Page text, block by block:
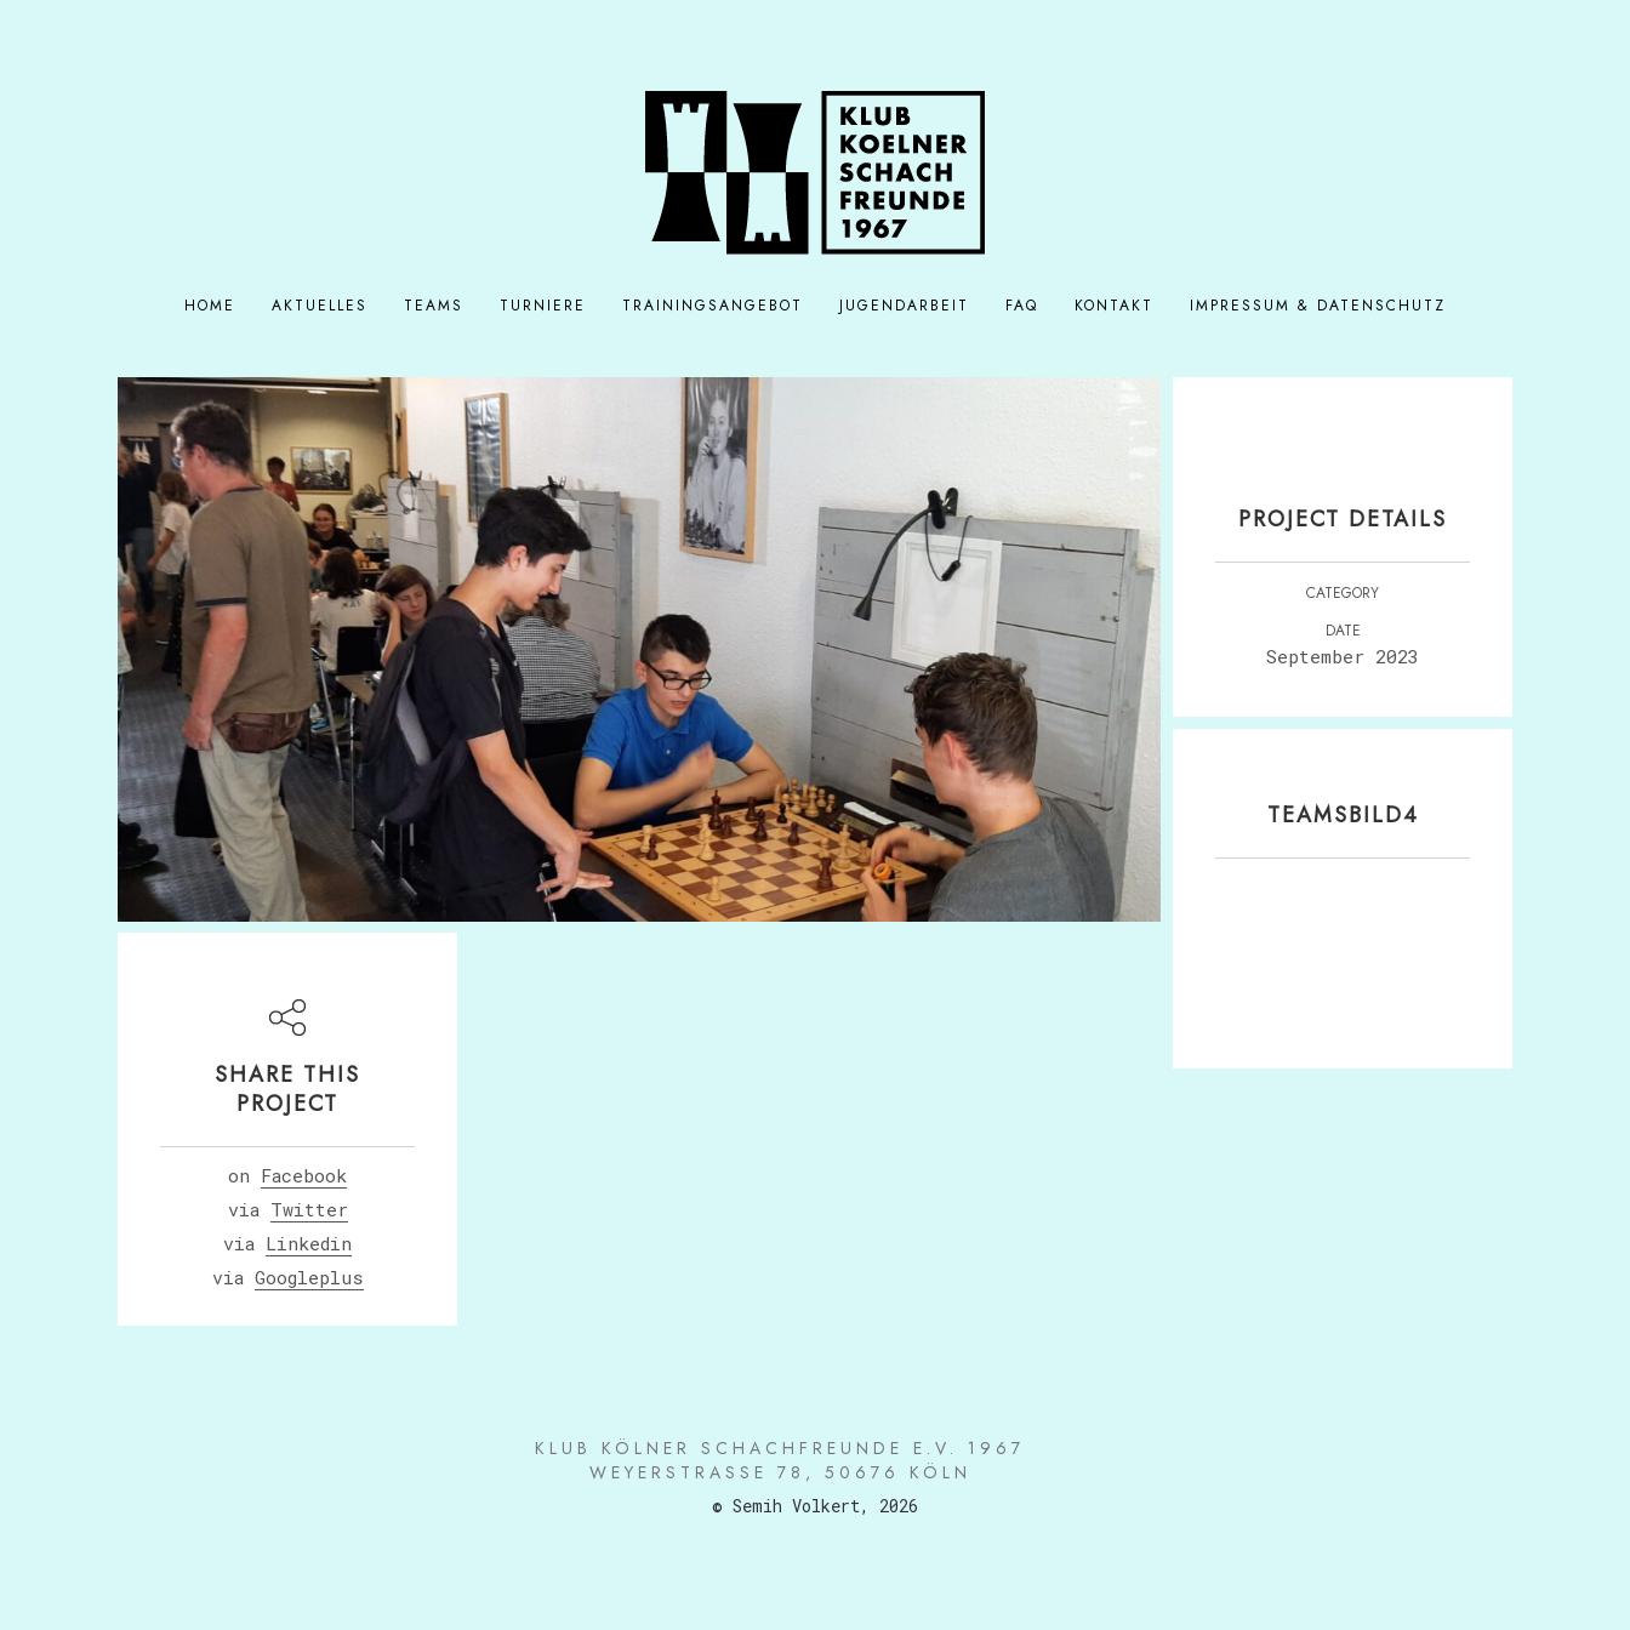
HOME AKTUELLES TEAMS TURNIERE TRAININGSANGEBOT JUGENDARBEIT FAQ KONTAKT IMPRESSUM & DATENSCHUTZ
PROJECT DETAILS
CATEGORY
DATE
September 2023
TEAMSBILD4
SHARE THIS
PROJECT
on Facebook
via Twitter
via Linkedin
via Googleplus
KLUB KÖLNER SCHACHFREUNDE E.V. 1967
WEYERSTRASSE 78, 50676 KÖLN
© Semih Volkert, 2026